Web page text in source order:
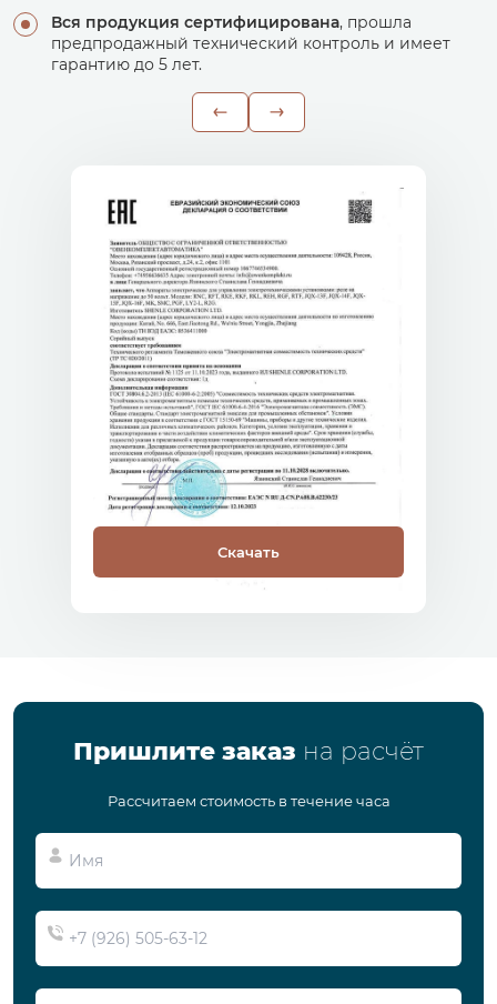
Вся продукция сертифицирована, прошла
предпродажный технический контроль и имеет
гарантию до 5 лет.
Скачать
Пришлите заказ на расчёт
Рассчитаем стоимость в течение часа